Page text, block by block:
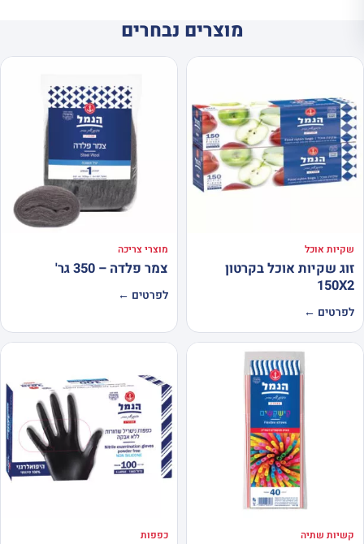
מוצרים נבחרים
שקיות אוכל
זוג שקיות אוכל בקרטון
150X2
לפרטים ←
מוצרי צריכה
צמר פלדה – 350 גר'
לפרטים ←
קשיות שתיה כפפות